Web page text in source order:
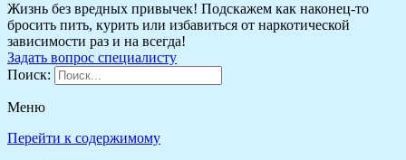
Жизнь без вредных привычек! Подскажем как наконец-то
бросить пить, курить или избавиться от наркотической
зависимости раз и на всегда!
Задать вопрос специалисту
Поиск:
Меню
Перейти к содержимому